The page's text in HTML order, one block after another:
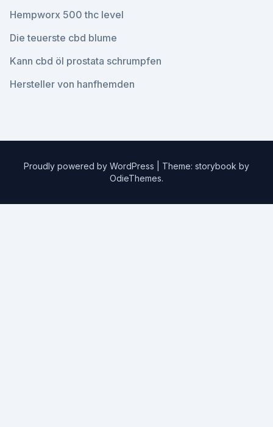
Hempworx 500 thc level
Die teuerste cbd blume
Kann cbd öl prostata schrumpfen
Hersteller von hanfhemden
Proudly powered by WordPress
Theme: storybook by
OdieThemes.